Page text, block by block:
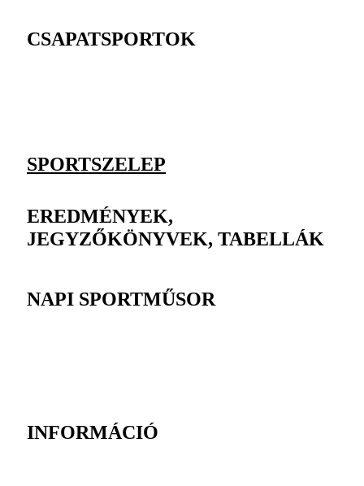
CSAPATSPORTOK
SPORTSZELEP
EREDMÉNYEK,
JEGYZŐKÖNYVEK, TABELLÁK
NAPI SPORTMŰSOR
INFORMÁCIÓ